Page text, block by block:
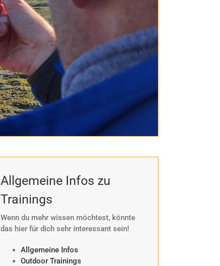
Allgemeine Infos zu
Trainings
Wenn du mehr wissen möchtest, könnte
das hier für dich sehr interessant sein!
Allgemeine Infos
Outdoor Trainings